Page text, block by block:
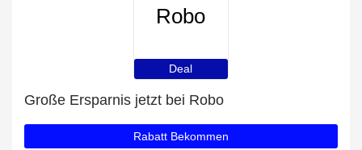
Robo
Deal
Große Ersparnis jetzt bei Robo
Rabatt Bekommen